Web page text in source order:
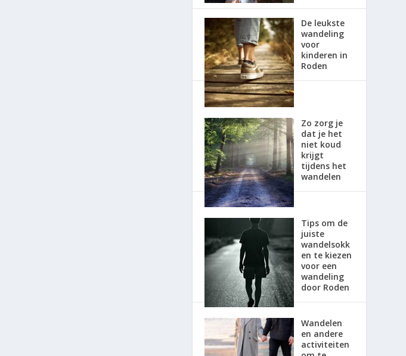
De leukste
wandeling
voor
kinderen in
Roden
Zo zorg je
dat je het
niet koud
krijgt
tijdens het
wandelen
Tips om de
juiste
wandelsokk
en te kiezen
voor een
wandeling
door Roden
Wandelen
en andere
activiteiten